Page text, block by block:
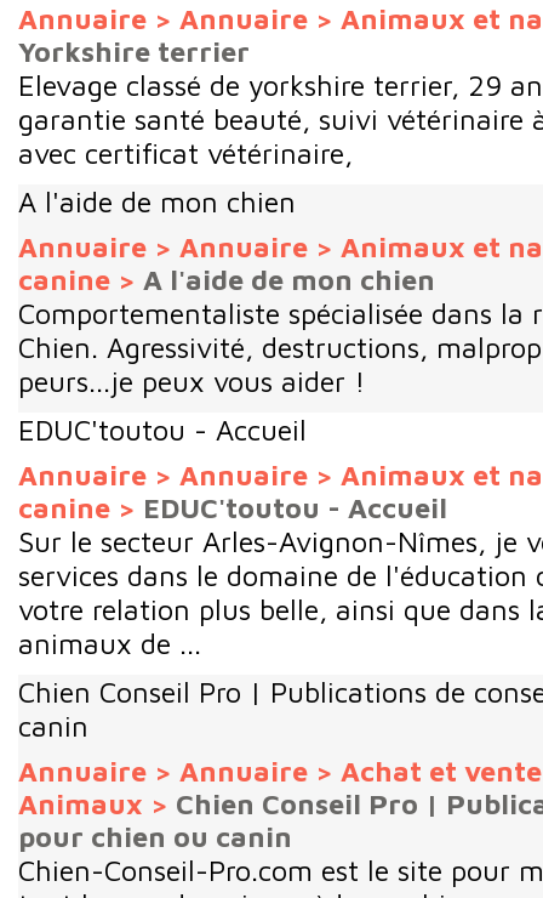
Annuaire > Annuaire > Animaux et
Yorkshire terrier
Elevage classé de yorkshire terrier, 29
garantie santé beauté, suivi vétérinaire
avec certificat vétérinaire,
A l'aide de mon chien
Annuaire > Annuaire > Animaux et
canine > A l'aide de mon chien
Comportementaliste spécialisée dans la
Chien. Agressivité, destructions,
peurs...je peux vous aider !
EDUC'toutou - Accueil
Annuaire > Annuaire > Animaux et
canine > EDUC'toutou - Accueil
Sur le secteur Arles-Avignon-Nîmes, je
services dans le domaine de l'éducation
votre relation plus belle, ainsi que dans
animaux de ...
Chien Conseil Pro | Publications de
canin
Annuaire > Annuaire > Achat et
Animaux > Chien Conseil Pro |
pour chien ou canin
Chien-Conseil-Pro.com est le site pour